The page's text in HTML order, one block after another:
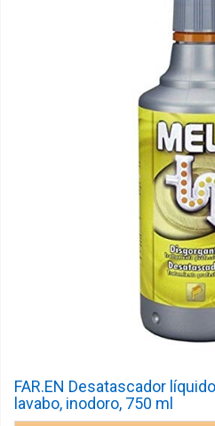
FAR.EN Desatascador
lavabo, inodoro, 750 ml